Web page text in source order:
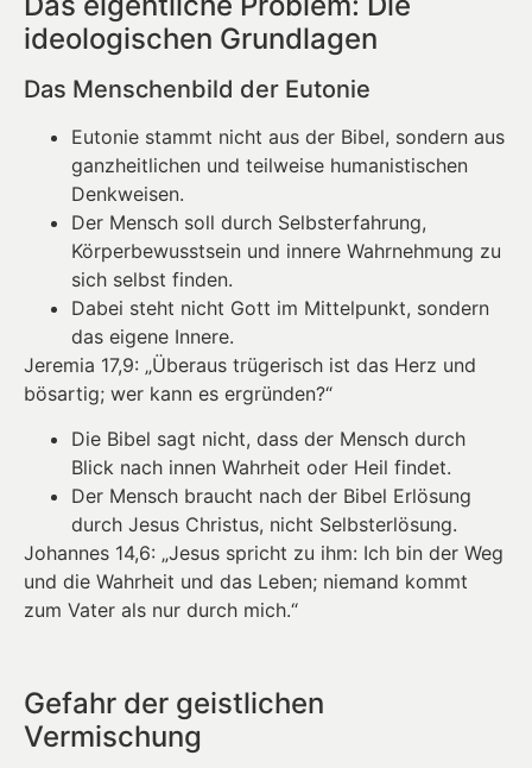
ideologischen Grundlagen
Das Menschenbild der Eutonie
Eutonie stammt nicht aus der Bibel, sondern aus
ganzheitlichen und teilweise humanistischen
Denkweisen.
Der Mensch soll durch Selbsterfahrung,
Körperbewusstsein und innere Wahrnehmung zu
sich selbst finden.
Dabei steht nicht Gott im Mittelpunkt, sondern
das eigene Innere.
Jeremia 17,9: „Überaus trügerisch ist das Herz und
bösartig; wer kann es ergründen?“
Die Bibel sagt nicht, dass der Mensch durch
Blick nach innen Wahrheit oder Heil findet.
Der Mensch braucht nach der Bibel Erlösung
durch Jesus Christus, nicht Selbsterlösung.
Johannes 14,6: „Jesus spricht zu ihm: Ich bin der Weg
und die Wahrheit und das Leben; niemand kommt
zum Vater als nur durch mich.“
Gefahr der geistlichen
Vermischung